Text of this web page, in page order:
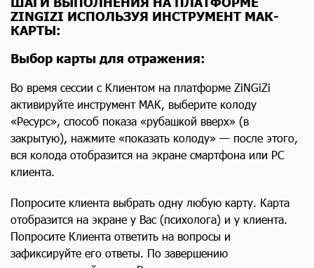
ZINGIZI ИСПОЛЬЗУЯ ИНСТРУМЕНТ МАК-
КАРТЫ:
Выбор карты для отражения:
Во время сессии с Клиентом на платформе ZiNGiZi
активируйте инструмент МАК, выберите колоду
«Ресурс», способ показа «рубашкой вверх» (в
закрытую), нажмите «показать колоду» — после этого,
вся колода отобразится на экране смартфона или РС
клиента.
Попросите клиента выбрать одну любую карту. Карта
отобразится на экране у Вас (психолога) и у клиента.
Попросите Клиента ответить на вопросы и
зафиксируйте его ответы. По завершению